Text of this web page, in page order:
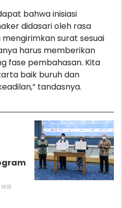
bahwa inisiasi
didasari oleh rasa
mengirimkan surat sesuai
harus memberikan
fase pembahasan. Kita
baik buruh dan
tandasnya.